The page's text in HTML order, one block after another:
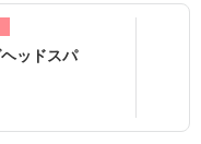
ッドスパ